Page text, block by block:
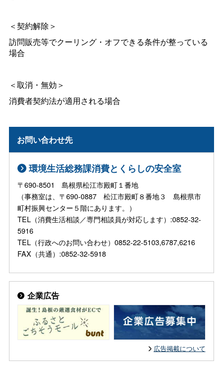
＜契約解除＞
訪問販売等でクーリング・オフできる条件が整っている
場合
＜取消・無効＞
消費者契約法が適用される場合
お問い合わせ先
環境生活総務課消費とくらしの安全室
〒690-8501 島根県松江市殿町１番地
（事務室は、〒690-0887 松江市殿町８番地３ 島根県市
町村振興センター５階にあります。）
TEL（消費生活相談／専門相談員が対応します）:0852-32-
5916
TEL（行政へのお問い合わせ）0852-22-5103,6787,6216
FAX（共通）:0852-32-5918
企業広告
広告掲載について